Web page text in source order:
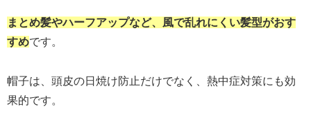
まとめ髪やハーフアップなど、風で乱れにくい髪型がおす
すめです。
帽子は、頭皮の日焼け防止だけでなく、熱中症対策にも効
果的です。